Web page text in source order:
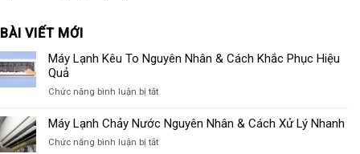
BÀI VIẾT MỚI
Máy Lạnh Kêu To Nguyên Nhân & Cách Khắc Phục Hiệu
Quả
Chức năng bình luận bị tắtở
Lạnh
Máy Lạnh Chảy Nước Nguyên Nhân & Cách Xử Lý Nhanh
Chức năng bình luận bị tắtở